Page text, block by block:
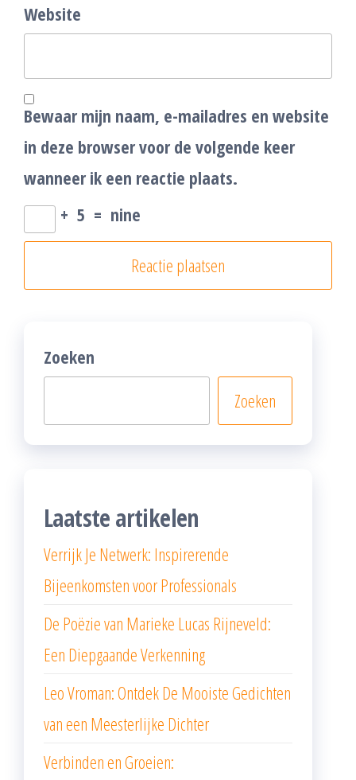
Website
Bewaar mijn naam, e-mailadres en website
in deze browser voor de volgende keer
wanneer ik een reactie plaats.
+ 5 = nine
Zoeken
Zoeken
Laatste artikelen
Verrijk Je Netwerk: Inspirerende
Bijeenkomsten voor Professionals
De Poëzie van Marieke Lucas Rijneveld:
Een Diepgaande Verkenning
Leo Vroman: Ontdek De Mooiste Gedichten
van een Meesterlijke Dichter
Verbinden en Groeien: